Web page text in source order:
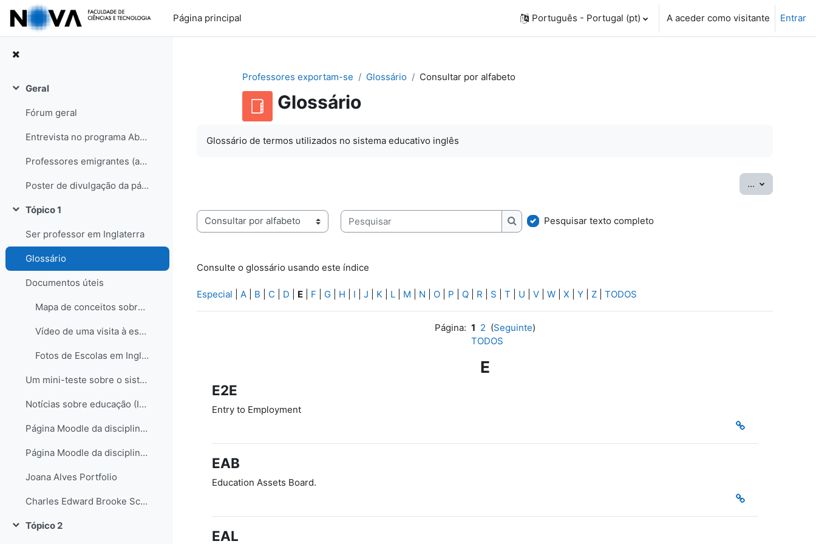
Ir para o conteúdo principal
Página principal
Português - Portugal ‎(pt)‎ A aceder como visitante Entrar
Contrair
Geral
Fórum geral
Entrevista no programa Abraço de Domingo (RDP internacional)
Professores emigrantes (artigo no semanário Sol, edição de 31-05-08)
Poster de divulgação da página
Contrair
Tópico 1
Ser professor em Inglaterra
Glossário
Documentos úteis
Mapa de conceitos sobre o sistema educativo em Inglaterra
Vídeo de uma visita à escola de Hampstead no Reino Unido
Fotos de Escolas em Inglaterra
Um mini-teste sobre o sistema educativo inglês...
Notícias sobre educação (Inglaterra e não só)
Página Moodle da disciplina de Science
Página Moodle da disciplina de Science II
Joana Alves Portfolio
Charles Edward Brooke School Science Departament
Contrair
Tópico 2
Professores exportam-se Glossário Consultar por alfabeto
Glossário
Glossário de termos utilizados no sistema educativo inglês
... Exportar
Consulte o glossário usando este índice
Pesquisar
Pesquisar
Pesquisar texto completo
Consulte o glossário usando este índice
Especial A B C D E F G H I J K L M N O P Q R S T U V W X Y Z TODOS
Página: 1 2 (Seguinte)
TODOS
E
E2E
Entry to Employment
EAB
Education Assets Board.
EAL